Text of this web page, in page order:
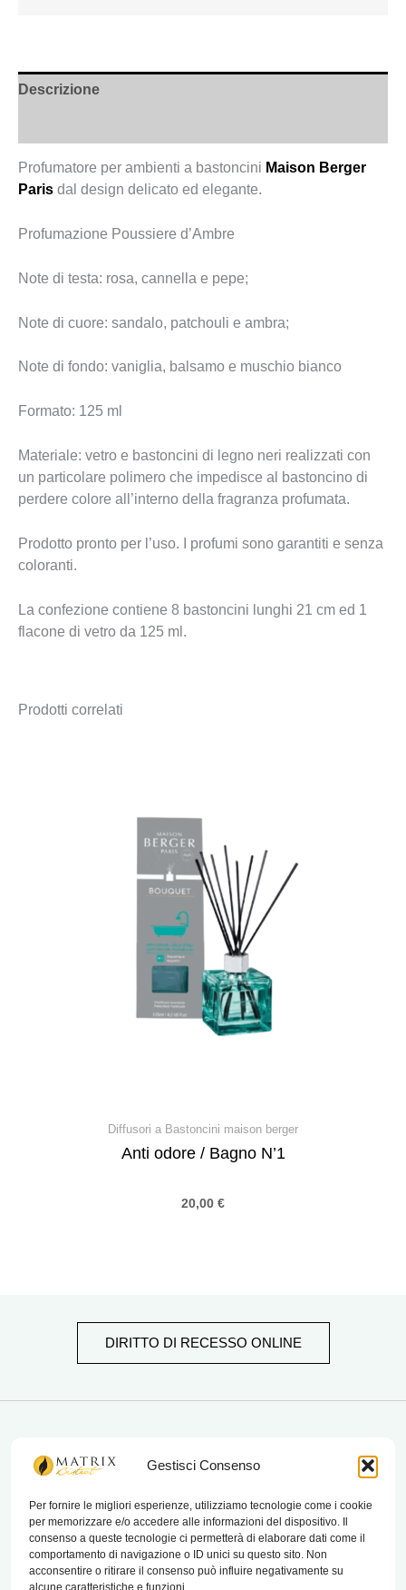
Gestisci Consenso
Per fornire le migliori esperienze, utilizziamo tecnologie come i cookie
per memorizzare e/o accedere alle informazioni del dispositivo. Il
consenso a queste tecnologie ci permetterà di elaborare dati come il
comportamento di navigazione o ID unici su questo sito. Non
acconsentire o ritirare il consenso può influire negativamente su
alcune caratteristiche e funzioni.
Descrizione
Profumatore per ambienti a bastoncini Maison Berger
Paris dal design delicato ed elegante.
Profumazione Poussiere d’Ambre
Note di testa: rosa, cannella e pepe;
Note di cuore: sandalo, patchouli e ambra;
Note di fondo: vaniglia, balsamo e muschio bianco
Formato: 125 ml
Materiale: vetro e bastoncini di legno neri realizzati con
un particolare polimero che impedisce al bastoncino di
perdere colore all’interno della fragranza profumata.
Prodotto pronto per l’uso. I profumi sono garantiti e senza
coloranti.
La confezione contiene 8 bastoncini lunghi 21 cm ed 1
flacone di vetro da 125 ml.
Prodotti correlati
Diffusori a Bastoncini maison berger
Anti odore / Bagno N’1
20,00 €
DIRITTO DI RECESSO ONLINE
matrix bistrot
Chi Siamo
Contatti